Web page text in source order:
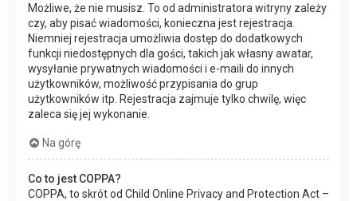
Możliwe, że nie musisz. To od administratora witryny zależy
czy, aby pisać wiadomości, konieczna jest rejestracja.
Niemniej rejestracja umożliwia dostęp do dodatkowych
funkcji niedostępnych dla gości, takich jak własny awatar,
wysyłanie prywatnych wiadomości i e-maili do innych
użytkowników, możliwość przypisania do grup
użytkowników itp. Rejestracja zajmuje tylko chwilę, więc
zaleca się jej wykonanie.
Na górę
Co to jest COPPA?
COPPA, to skrót od Child Online Privacy and Protection Act –